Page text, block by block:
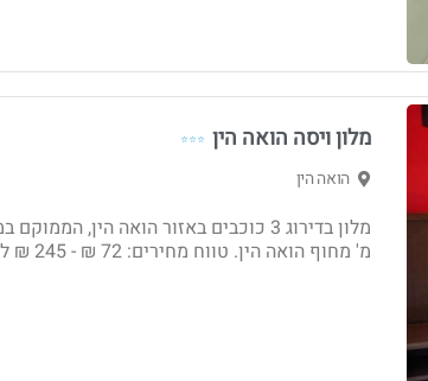
מלון ויסה הואה הין ⭐⭐⭐
הואה הין
מ' מחוף הואה הין. טווח מחירים: 72 ₪ - ‏245 ₪ ללילה. מומלץ!